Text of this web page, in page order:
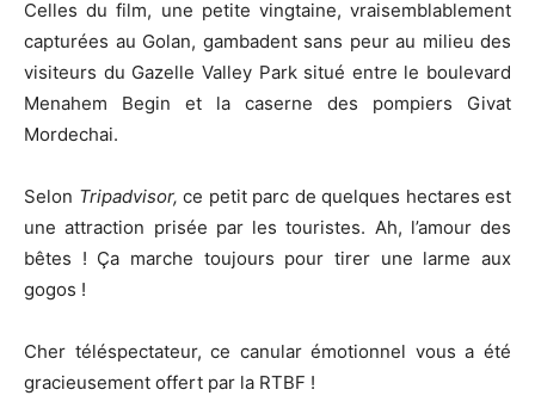
Celles du film, une petite vingtaine, vraisemblablement
capturées au Golan, gambadent sans peur au milieu des
visiteurs du Gazelle Valley Park situé entre le boulevard
Menahem Begin et la caserne des pompiers Givat
Mordechai.
Selon Tripadvisor, ce petit parc de quelques hectares est
une attraction prisée par les touristes. Ah, l’amour des
bêtes ! Ça marche toujours pour tirer une larme aux
gogos !
Cher téléspectateur, ce canular émotionnel vous a été
gracieusement offert par la RTBF !